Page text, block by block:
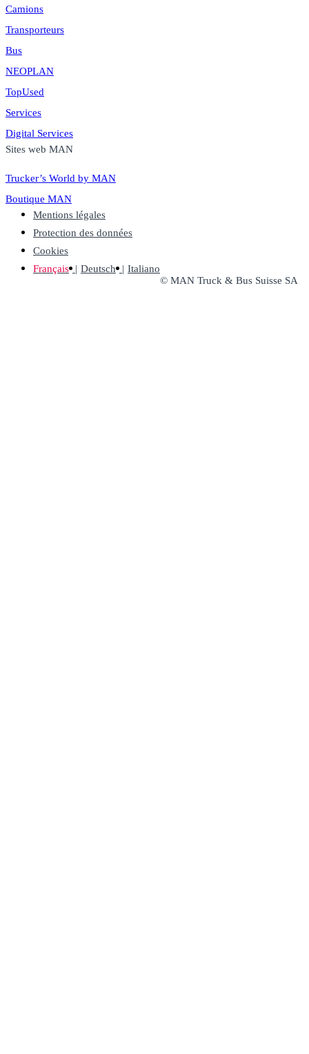
Camions
Transporteurs
Bus
NEOPLAN
TopUsed
Services
Digital Services
Sites web MAN
Trucker’s World by MAN
Boutique MAN
Mentions légales
Protection des données
Cookies
Français
Deutsch
Italiano
© MAN Truck & Bus Suisse SA